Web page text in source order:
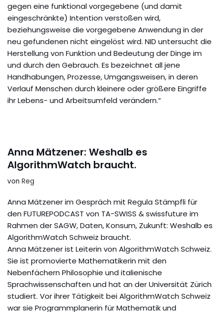
gegen eine funktional vorgegebene (und damit
eingeschränkte) Intention verstoßen wird,
beziehungsweise die vorgegebene Anwendung in der
neu gefundenen nicht eingelöst wird. NID untersucht die
Herstellung von Funktion und Bedeutung der Dinge im
und durch den Gebrauch. Es bezeichnet all jene
Handhabungen, Prozesse, Umgangsweisen, in deren
Verlauf Menschen durch kleinere oder größere Eingriffe
ihr Lebens- und Arbeitsumfeld verändern.“
Anna Mätzener: Weshalb es
AlgorithmWatch braucht.
von Reg
Anna Mätzener im Gespräch mit Regula Stämpfli für
den FUTUREPODCAST von TA-SWISS & swissfuture im
Rahmen der SAGW, Daten, Konsum, Zukunft: Weshalb es
AlgorithmWatch Schweiz braucht.
Anna Mätzener ist Leiterin von AlgorithmWatch Schweiz.
Sie ist promovierte Mathematikerin mit den
Nebenfächern Philosophie und italienische
Sprachwissenschaften und hat an der Universität Zürich
studiert. Vor ihrer Tätigkeit bei AlgorithmWatch Schweiz
war sie Programmplanerin für Mathematik und